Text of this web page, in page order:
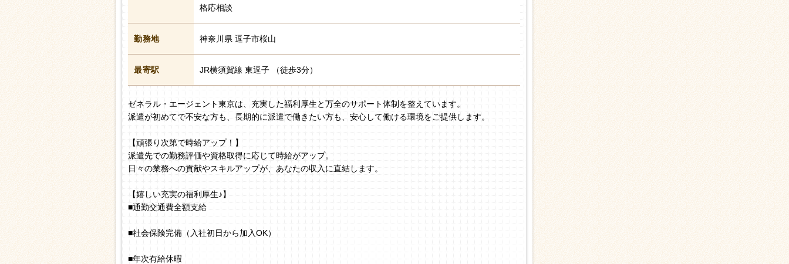
格応相談
勤務地 神奈川県 逗子市桜山
最寄駅 JR横須賀線 東逗子 （徒歩3分）
ゼネラル・エージェント東京は、充実した福利厚生と万全のサポート体制を整えています。
派遣が初めてで不安な方も、長期的に派遣で働きたい方も、安心して働ける環境をご提供します。
【頑張り次第で時給アップ！】
派遣先での勤務評価や資格取得に応じて時給がアップ。
日々の業務への貢献やスキルアップが、あなたの収入に直結します。
【嬉しい充実の福利厚生♪】
■通勤交通費全額支給
■社会保険完備（入社初日から加入OK）
■年次有給休暇